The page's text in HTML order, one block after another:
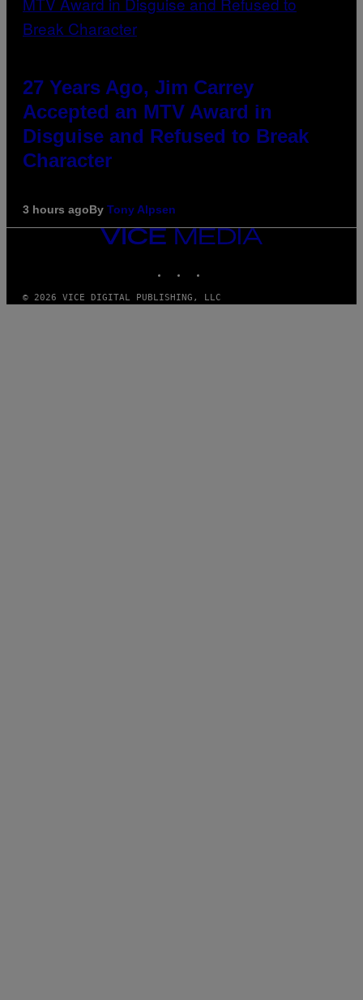
27 Years Ago, Jim Carrey
Accepted an MTV Award in
Disguise and Refused to Break
Character
3 hours agoBy Tony Alpsen
VICE
© 2026 VICE DIGITAL PUBLISHING, LLC